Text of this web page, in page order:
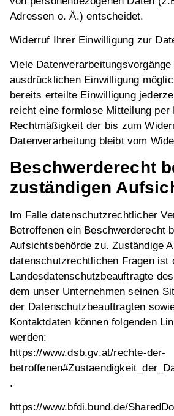
Adressen o. Ä.) entscheidet.
Widerruf Ihrer Einwilligung zur
Viele
ausdrücklichen Einwilligung
bereits erteilte Einwilligung
reicht eine formlose Mitteilung per
Rechtmäßigkeit der bis zum
Datenverarbeitung bleibt vom
Beschwerderecht
zuständigen
Im Falle datenschutzrechtlicher
Betroffenen ein Beschwerderecht
Aufsichtsbehörde zu. Zuständige
datenschutzrechtlichen Fragen ist
Landesdatenschutzbeauftragte
dem unser Unternehmen seinen
der Datenschutzbeauftragten
Kontaktdaten können folgenden
werden:
https://www.dsb.gv.at/rechte-der-
.
https://www.bfdi.bund.de/